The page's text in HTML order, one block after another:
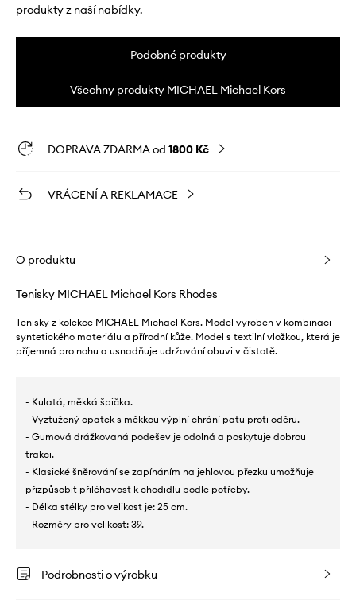
produkty z naší nabídky.
Podobné produkty
Všechny produkty MICHAEL Michael Kors
DOPRAVA ZDARMA od 1800 Kč
VRÁCENÍ A REKLAMACE
O produktu
Tenisky MICHAEL Michael Kors Rhodes
Tenisky z kolekce MICHAEL Michael Kors. Model vyroben v kombinaci
syntetického materiálu a přírodní kůže. Model s textilní vložkou, která je
příjemná pro nohu a usnadňuje udržování obuvi v čistotě.
- Kulatá, měkká špička.
- Vyztužený opatek s měkkou výplní chrání patu proti oděru.
- Gumová drážkovaná podešev je odolná a poskytuje dobrou
trakci.
- Klasické šněrování se zapínáním na jehlovou přezku umožňuje
přizpůsobit přiléhavost k chodidlu podle potřeby.
- Délka stélky pro velikost je: 25 cm.
- Rozměry pro velikost: 39.
Podrobnosti o výrobku